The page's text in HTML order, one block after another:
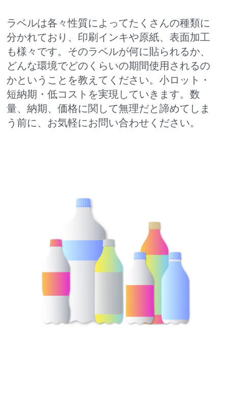
ラベルは各々性質によってたくさんの種類に
分かれており、印刷インキや原紙、表面加工
も様々です。そのラベルが何に貼られるか、
どんな環境でどのくらいの期間使用されるの
かということを教えてください。小ロット・
短納期・低コストを実現していきます。数
量、納期、価格に関して無理だと諦めてしま
う前に、お気軽にお問い合わせください。